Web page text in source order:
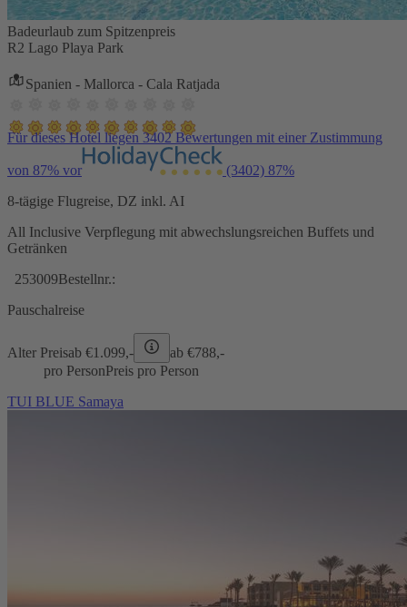
Badeurlaub zum Spitzenpreis
R2 Lago Playa Park
Spanien - Mallorca - Cala Ratjada
Für dieses Hotel liegen 3402 Bewertungen mit einer Zustimmung
von 87% vor (3402) 87%
8-tägige Flugreise, DZ inkl. AI
All Inclusive Verpflegung mit abwechslungsreichen Buffets und
Getränken
253009Bestellnr.:
Pauschalreise
Alter Preisab €1.099,- ab €788,-
pro PersonPreis pro Person
TUI BLUE Samaya